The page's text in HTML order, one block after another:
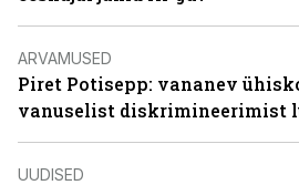
ARVAMUSED
Piret Potisepp: vananev
vanuselist diskrimineerimist
UUDISED